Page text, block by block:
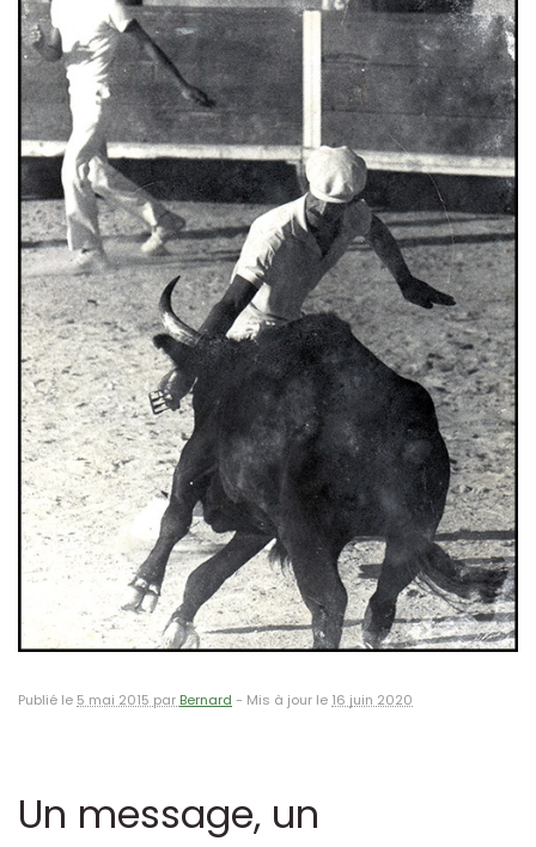
Publié le 5 mai 2015 par Bernard - Mis à jour le 16 juin 2020
Un message, un